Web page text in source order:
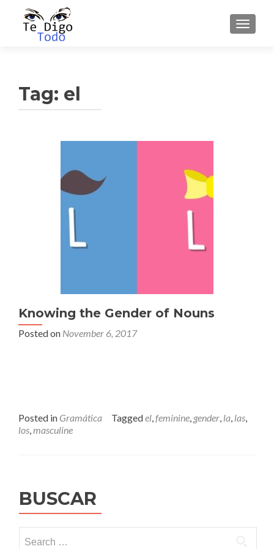
Tag: el
Knowing the Gender of Nouns
Posted on November 6, 2017
Posted in Gramática Taggedel,feminine, gender, la, las,
los,masculine
BUSCAR